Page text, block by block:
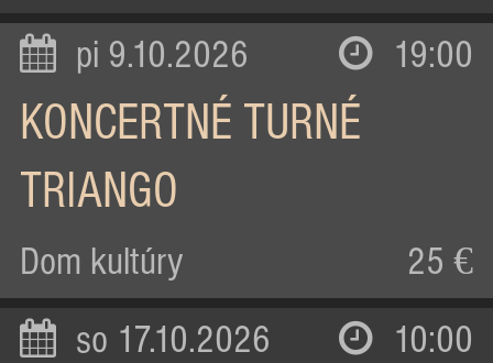
pi 9.10.2026 19:00
KONCERTNÉ TURNÉ
TRIANGO
Dom kultúry 25 €
so 17.10.2026 10:00